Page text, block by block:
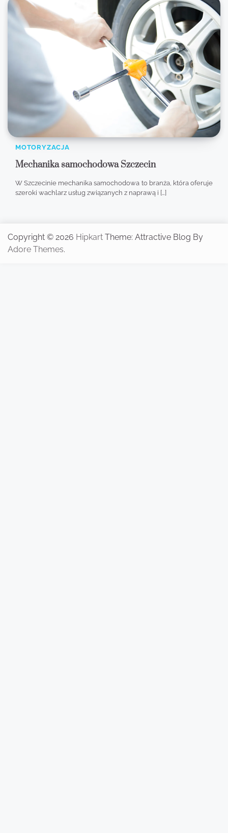
MOTORYZACJA
Mechanika samochodowa Szczecin
W Szczecinie mechanika samochodowa to branża, która oferuje
szeroki wachlarz usług związanych z naprawą i […]
Copyright © 2026 Hipkart Theme: Attractive Blog By
Adore Themes.